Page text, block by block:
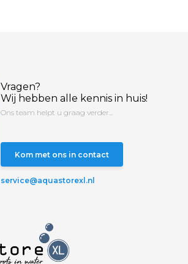
Vragen?
Wij hebben alle kennis in huis!
Ons team helpt u graag verder...
Kom met ons in contact
service@aquastorexl.nl